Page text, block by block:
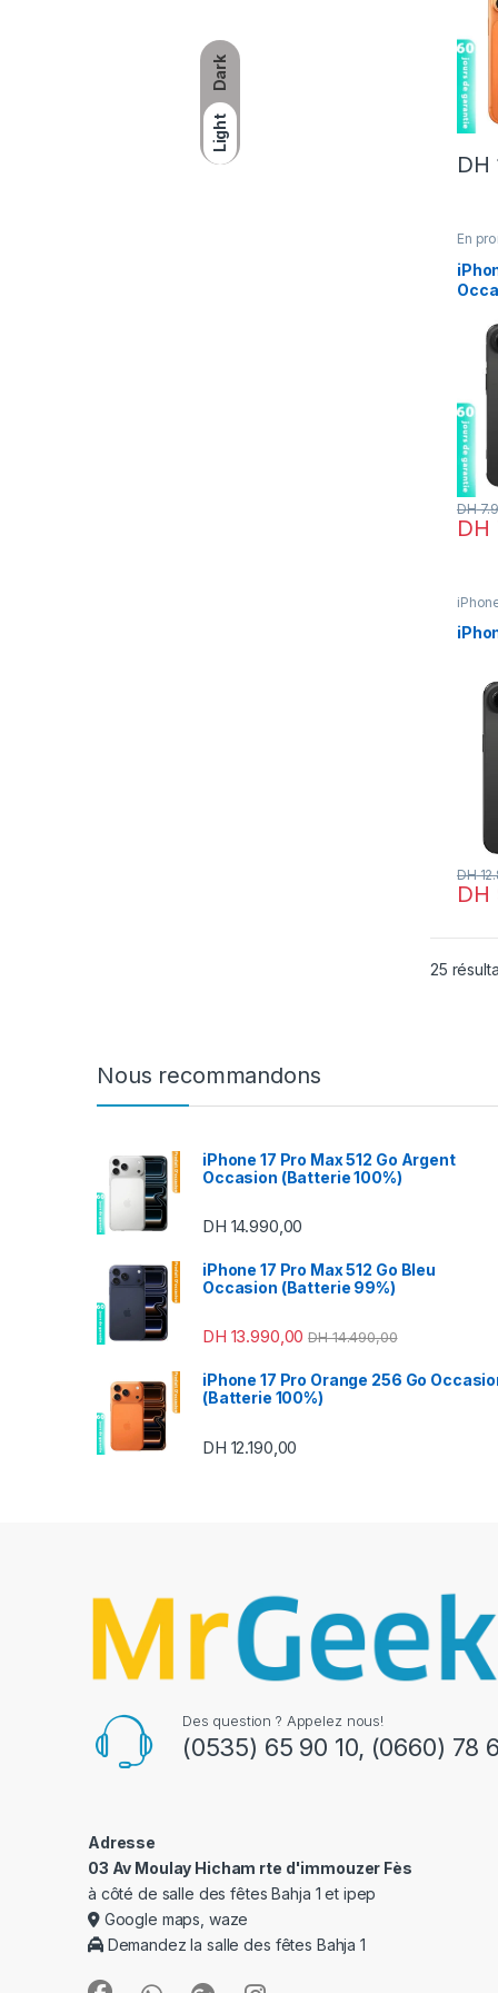
Dark
Light
DH
En
DH
DH
DH
DH
Ce
25
Nous recommandons
iPhone 17 Pro Max 512 Go Argent
Occasion (Batterie 100%)
DH 14.990,00
iPhone 17 Pro Max 512 Go Bleu
Occasion (Batterie 99%)
DH 13.990,00 DH14.490,00
iPhone 17 Pro Orange 256 Go
(Batterie 100%)
DH 12.190,00
Des question ? Appelez nous!
(0535) 65 90 10, (0660) 78
Adresse
03 Av Moulay Hicham rte d'immouzer Fès
à côté de salle des fêtes Bahja 1 et ipep
Google maps, waze
Demandez la salle des fêtes Bahja 1